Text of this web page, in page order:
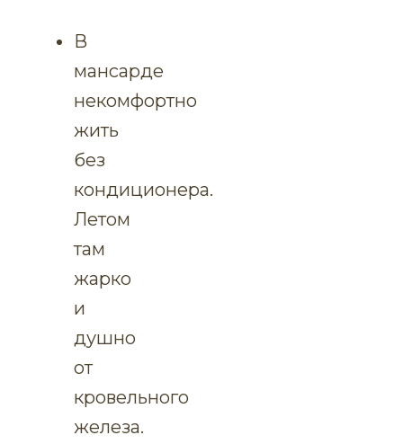
В
мансарде
некомфортно
жить
без
кондиционера.
Летом
там
жарко
и
душно
от
кровельного
железа.